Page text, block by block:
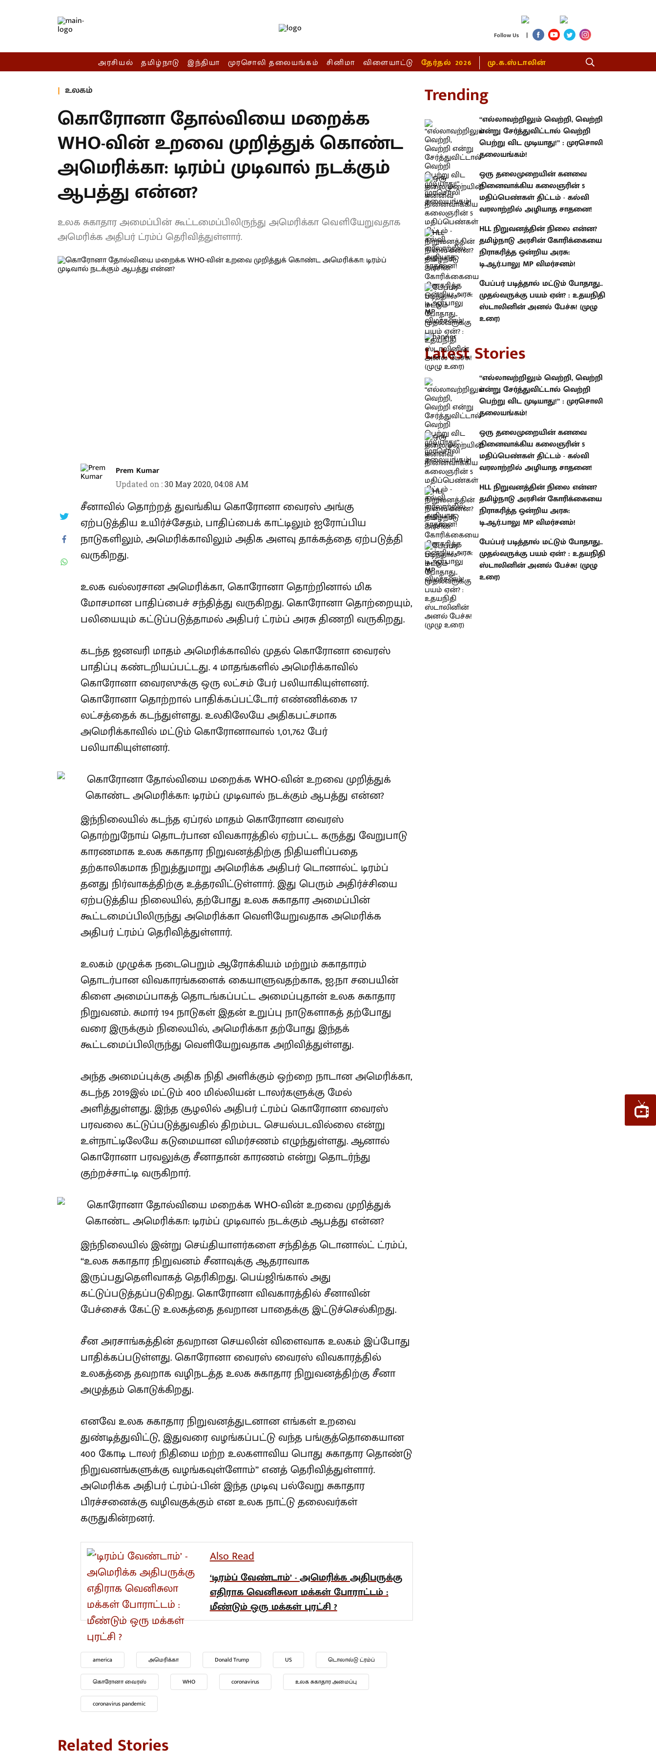
Follow Us |
அரசியல் தமிழ்நாடு இந்தியா முரசொலி தலையங்கம் சினிமா விளையாட்டு தேர்தல் 2026 மு.க.ஸ்டாலின்
உலகம்
கொரோனா தோல்வியை மறைக்க
WHO-வின் உறவை முறித்துக் கொண்ட
அமெரிக்கா: டிரம்ப் முடிவால் நடக்கும்
ஆபத்து என்ன?
உலக சுகாதார அமைப்பின் கூட்டமைப்பிலிருந்து அமெரிக்கா வெளியேறுவதாக
அமெரிக்க அதிபர் ட்ரம்ப் தெரிவித்துள்ளார்.
Prem Kumar
Updated on :30 May 2020, 04:08 AM
சீனாவில் தொற்றத் துவங்கிய கொரோனா வைரஸ் அங்கு
ஏற்படுத்திய உயிர்ச்சேதம், பாதிப்பைக் காட்டிலும் ஐரோப்பிய
நாடுகளிலும், அமெரிக்காவிலும் அதிக அளவு தாக்கத்தை ஏற்படுத்தி
வருகிறது.
உலக வல்லரசான அமெரிக்கா, கொரோனா தொற்றினால் மிக
மோசமான பாதிப்பைச் சந்தித்து வருகிறது. கொரோனா தொற்றையும்,
பலியையும் கட்டுப்படுத்தாமல் அதிபர் ட்ரம்ப் அரசு திணறி வருகிறது.
கடந்த ஜனவரி மாதம் அமெரிக்காவில் முதல் கொரோனா வைரஸ்
பாதிப்பு கண்டறியப்பட்டது. 4 மாதங்களில் அமெரிக்காவில்
கொரோனா வைரஸுக்கு ஒரு லட்சம் பேர் பலியாகியுள்ளனர்.
கொரோனா தொற்றால் பாதிக்கப்பட்டோர் எண்ணிக்கை 17
லட்சத்தைக் கடந்துள்ளது. உலகிலேயே அதிகபட்சமாக
அமெரிக்காவில் மட்டும் கொரோனாவால் 1,01,762 பேர்
பலியாகியுள்ளனர்.
இந்நிலையில் கடந்த ஏப்ரல் மாதம் கொரோனா வைரஸ்
தொற்றுநோய் தொடர்பான விவகாரத்தில் ஏற்பட்ட கருத்து வேறுபாடு
காரணமாக உலக சுகாதார நிறுவனத்திற்கு நிதியளிப்பதை
தற்காலிகமாக நிறுத்துமாறு அமெரிக்க அதிபர் டொனால்ட் டிரம்ப்
தனது நிர்வாகத்திற்கு உத்தரவிட்டுள்ளார். இது பெரும் அதிர்ச்சியை
ஏற்படுத்திய நிலையில், தற்போது உலக சுகாதார அமைப்பின்
கூட்டமைப்பிலிருந்து அமெரிக்கா வெளியேறுவதாக அமெரிக்க
அதிபர் ட்ரம்ப் தெரிவித்துள்ளார்.
உலகம் முழுக்க நடைபெறும் ஆரோக்கியம் மற்றும் சுகாதாரம்
தொடர்பான விவகாரங்களைக் கையாளுவதற்காக, ஐ.நா சபையின்
கிளை அமைப்பாகத் தொடங்கப்பட்ட அமைப்புதான் உலக சுகாதார
நிறுவனம். சுமார் 194 நாடுகள் இதன் உறுப்பு நாடுகளாகத் தற்போது
வரை இருக்கும் நிலையில், அமெரிக்கா தற்போது இந்தக்
கூட்டமைப்பிலிருந்து வெளியேறுவதாக அறிவித்துள்ளது.
அந்த அமைப்புக்கு அதிக நிதி அளிக்கும் ஒற்றை நாடான அமெரிக்கா,
கடந்த 2019இல் மட்டும் 400 மில்லியன் டாலர்களுக்கு மேல்
அளித்துள்ளது. இந்த சூழலில் அதிபர் ட்ரம்ப் கொரோனா வைரஸ்
பரவலை கட்டுப்படுத்துவதில் திறம்பட செயல்படவில்லை என்று
உள்நாட்டிலேயே கடுமையான விமர்சணம் எழுந்துள்ளது. ஆனால்
கொரோனா பரவலுக்கு சீனாதான் காரணம் என்று தொடர்ந்து
குற்றச்சாட்டி வருகிறார்.
இந்நிலையில் இன்று செய்தியாளர்களை சந்தித்த டொனால்ட் ட்ரம்ப்,
“உலக சுகாதார நிறுவனம் சீனாவுக்கு ஆதராவாக
இருப்பதுதெளிவாகத் தெரிகிறது. பெய்ஜிங்கால் அது
கட்டுப்படுத்தப்படுகிறது. கொரோனா விவகாரத்தில் சீனாவின்
பேச்சைக் கேட்டு உலகத்தை தவறான பாதைக்கு இட்டுச்செல்கிறது.
சீன அரசாங்கத்தின் தவறான செயலின் விளைவாக உலகம் இப்போது
பாதிக்கப்படுள்ளது. கொரோனா வைரஸ் வைரஸ் விவகாரத்தில்
உலகத்தை தவறாக வழிநடத்த உலக சுகாதார நிறுவனத்திற்கு சீனா
அழுத்தம் கொடுக்கிறது.
எனவே உலக சுகாதார நிறுவனத்துடனான எங்கள் உறவை
துண்டித்துவிட்டு, இதுவரை வழங்கப்பட்டு வந்த பங்குத்தொகையான
400 கோடி டாலர் நிதியை மற்ற உலகளாவிய பொது சுகாதார தொண்டு
நிறுவனங்களுக்கு வழங்கவுள்ளோம்” எனத் தெரிவித்துள்ளார்.
அமெரிக்க அதிபர் ட்ரம்ப்-பின் இந்த முடிவு பல்வேறு சுகாதார
பிரச்சனைக்கு வழிவகுக்கும் என உலக நாட்டு தலைவர்கள்
கருதுகின்றனர்.
Also Read
‘டிரம்ப் வேண்டாம்’ - அமெரிக்க அதிபருக்கு
எதிராக வெனிசுலா மக்கள் போராட்டம் :
மீண்டும் ஒரு மக்கள் புரட்சி ?
america அமெரிக்கா Donald Trump US டொலால்டு ட்ரம்ப்
கொரோனா வைரஸ் WHO coronavirus உலக சுகாதார அமைப்பு
coronavirus pandemic
Trending
“எல்லாவற்றிலும் வெற்றி, வெற்றி
என்று சேர்த்துவிட்டால் வெற்றி
பெற்று விட முடியாது!” : முரசொலி
தலையங்கம்!
ஒரு தலைமுறையின் கனவை
நினைவாக்கிய கலைஞரின் 5
மதிப்பெண்கள் திட்டம் - கல்வி
வரலாற்றில் அழியாத சாதனை!
HLL நிறுவனத்தின் நிலை என்ன?
தமிழ்நாடு அரசின் கோரிக்கையை
நிராகரித்த ஒன்றிய அரசு:
டி.ஆர்.பாலு MP விமர்சனம்!
பேப்பர் படித்தால் மட்டும் போதாது..
முதல்வருக்கு பயம் ஏன்? : உதயநிதி
ஸ்டாலினின் அனல் பேச்சு! (முழு
உரை)
Latest Stories
“எல்லாவற்றிலும் வெற்றி, வெற்றி
என்று சேர்த்துவிட்டால் வெற்றி
பெற்று விட முடியாது!” : முரசொலி
தலையங்கம்!
ஒரு தலைமுறையின் கனவை
நினைவாக்கிய கலைஞரின் 5
மதிப்பெண்கள் திட்டம் - கல்வி
வரலாற்றில் அழியாத சாதனை!
HLL நிறுவனத்தின் நிலை என்ன?
தமிழ்நாடு அரசின் கோரிக்கையை
நிராகரித்த ஒன்றிய அரசு:
டி.ஆர்.பாலு MP விமர்சனம்!
பேப்பர் படித்தால் மட்டும் போதாது..
முதல்வருக்கு பயம் ஏன்? : உதயநிதி
ஸ்டாலினின் அனல் பேச்சு! (முழு
உரை)
Related Stories